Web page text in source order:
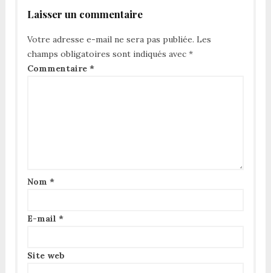
Laisser un commentaire
Votre adresse e-mail ne sera pas publiée. Les
champs obligatoires sont indiqués avec *
Commentaire *
Nom *
E-mail *
Site web